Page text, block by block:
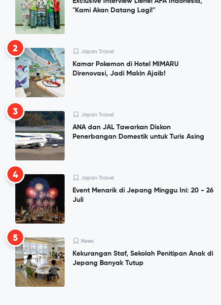
"Kami Akan Datang Lagi!"
2 Japan Travel
Kamar Pokemon di Hotel MIMARU
Direnovasi, Jadi Makin Ajaib!
3 Japan Travel
ANA dan JAL Tawarkan Diskon
Penerbangan Domestik untuk Turis Asing
4 Japan Travel
Event Menarik di Jepang Minggu Ini: 20 - 26
Juli
5 News
Kekurangan Staf, Sekolah Penitipan Anak di
Jepang Banyak Tutup